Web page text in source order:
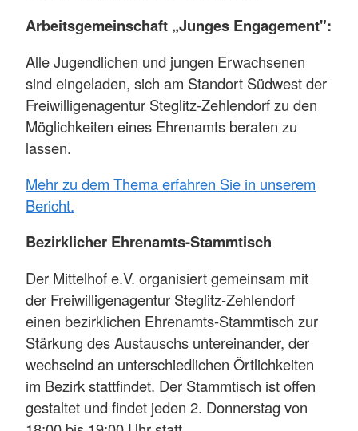
Arbeitsgemeinschaft „Junges Engagement":
Alle Jugendlichen und jungen Erwachsenen
sind eingeladen, sich am Standort Südwest der
Freiwilligenagentur Steglitz-Zehlendorf zu den
Möglichkeiten eines Ehrenamts beraten zu
lassen.
Mehr zu dem Thema erfahren Sie in unserem
Bericht.
Bezirklicher Ehrenamts-Stammtisch
Der Mittelhof e.V. organisiert gemeinsam mit
der Freiwilligenagentur Steglitz-Zehlendorf
einen bezirklichen Ehrenamts-Stammtisch zur
Stärkung des Austauschs untereinander, der
wechselnd an unterschiedlichen Örtlichkeiten
im Bezirk stattfindet. Der Stammtisch ist offen
gestaltet und findet jeden 2. Donnerstag von